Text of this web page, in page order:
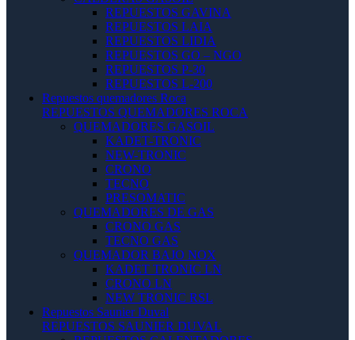
REPUESTOS GAVINA
REPUESTOS LAIA
REPUESTOS LIDIA
REPUESTOS GO – NGO
REPUESTOS P-30
REPUESTOS L-200
Repuestos quemadores Roca
REPUESTOS QUEMADORES ROCA
QUEMADORES GASOIL
KADET-TRONIC
NEW-TRONIC
CRONO
TECNO
PRESOMATIC
QUEMADORES DE GAS
CRONO GAS
TECNO GAS
QUEMADOR BAJO NOX
KADET TRONIC LN
CRONO LN
NEW TRONIC RSL
Repuestos Saunier Duval
REPUESTOS SAUNIER DUVAL